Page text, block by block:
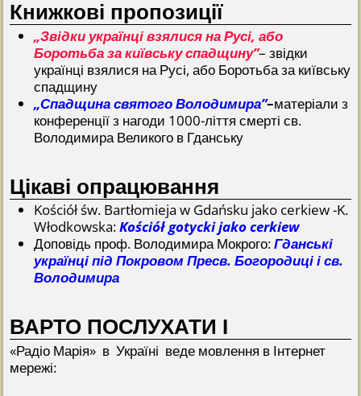
Книжкові пропозиції
„Звідки українці взялися на Русі, або
Боротьба за київську спадщину”– звідки
українці взялися на Русі, або Боротьба за київську
спадщину
„Спадщина святого Володимира”–матеріали з
конференції з нагоди 1000-ліття смерті св.
Володимира Великого в Гданську
Цікаві опрацювання
Kościół św. Bartłomieja w Gdańsku jako cerkiew -K.
Włodkowska:Kościół gotycki jako cerkiew
Доповідь проф. Володимира Мокрого:Гданські
українці під Покровом Пресв. Богородиці і св.
Володимира
ВАРТО ПОСЛУХАТИ І
«Радіо Марія» в Україні веде мовлення в Інтернет
мережі: